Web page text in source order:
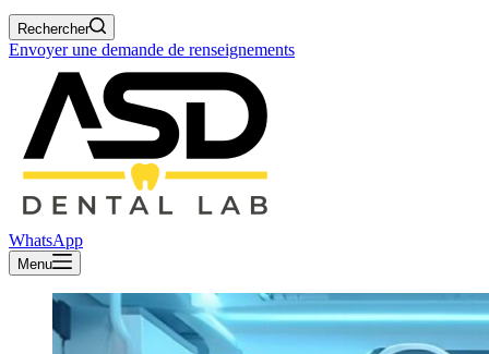
Rechercher
Envoyer une demande de renseignements
WhatsApp
Menu